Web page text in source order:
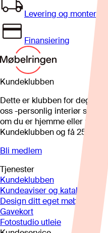
Levering og montering
Finansiering
Kundeklubben
Dette er klubben for deg
oss -personlig interiør som
om du er hjemme eller på
Kundeklubben og få 25%*
Bli medlem
Tjenester
Kundeklubben
Kundeaviser og kataloger
Design ditt eget møbel
Gavekort
Fotostudio utleie